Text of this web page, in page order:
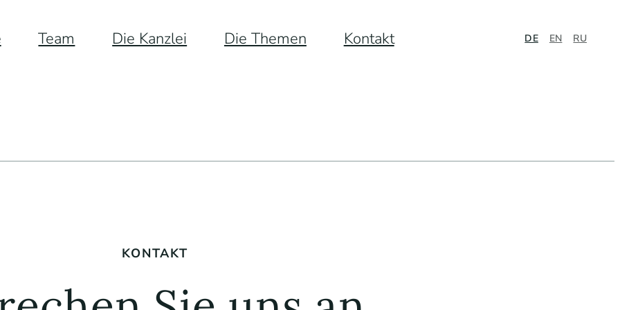
Team Die Kanzlei Die Themen Kontakt DE EN RU
KONTAKT